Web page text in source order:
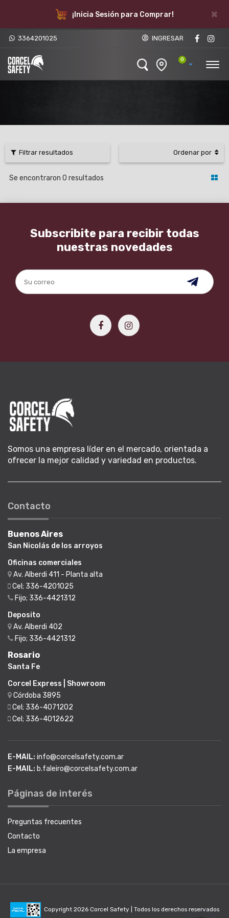
×
¡Inicia Sesión para Comprar!
3364201025 INGRESAR
0
Filtrar resultados Ordenar por
Se encontraron 0 resultados
Subscribite para recibir todas
nuestras novedades
Somos una empresa líder en el mercado, orientada a
ofrecer la mejor calidad y variedad en productos.
Contacto
Buenos Aires
San Nicolás de los arroyos
Oficinas comerciales
Av. Alberdi 411 - Planta alta
Cel; 336-4201025
Fijo; 336-4421312
Deposito
Av. Alberdi 402
Fijo; 336-4421312
Rosario
Santa Fe
Corcel Express | Showroom
Córdoba 3895
Cel; 336-4071202
Cel; 336-4012622
E-MAIL: info@corcelsafety.com.ar
E-MAIL: b.faleiro@corcelsafety.com.ar
Páginas de interés
Preguntas frecuentes
Contacto
La empresa
Copyright 2026 Corcel Safety | Todos los derechos reservados